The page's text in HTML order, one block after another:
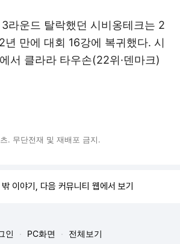
라운드 탈락했던 시비옹테크는 2
만에 대회 16강에 복귀했다. 시
서 클라라 타우손(22위·덴마크)
. 무단전재 및 재배포 금지.
이야기, 다음 커뮤니티 웹에서 보기
인 PC화면 전체보기